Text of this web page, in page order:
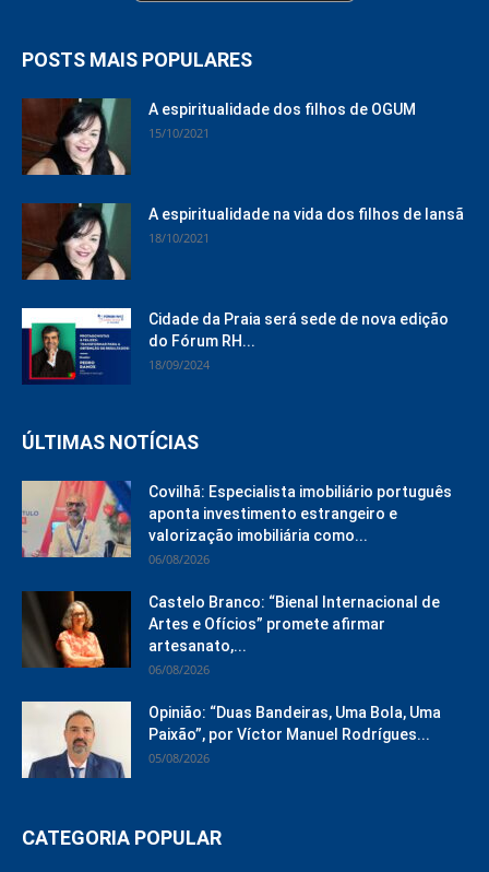
POSTS MAIS POPULARES
A espiritualidade dos filhos de OGUM
15/10/2021
A espiritualidade na vida dos filhos de Iansã
18/10/2021
Cidade da Praia será sede de nova edição
do Fórum RH...
18/09/2024
ÚLTIMAS NOTÍCIAS
Covilhã: Especialista imobiliário português
aponta investimento estrangeiro e
valorização imobiliária como...
06/08/2026
Castelo Branco: “Bienal Internacional de
Artes e Ofícios” promete afirmar
artesanato,...
06/08/2026
Opinião: “Duas Bandeiras, Uma Bola, Uma
Paixão”, por Víctor Manuel Rodrígues...
05/08/2026
CATEGORIA POPULAR